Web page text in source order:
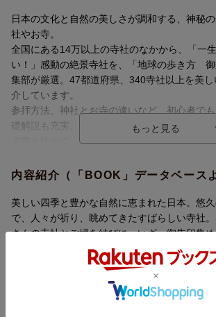
日本の文化と自然の美しさが調和する、神秘
社やお寺。
全国にある14万以上の寺社のなかから、「一
い！」感動の絶景寺社を、「地球の歩き方
集部が厳選。47都道府県、340寺社以上を美
介しています。
参拝方法、神社とお寺の違いなど、初心者で
礎解説も充実。
本書を眺めて、旅に出れば、もっと楽しめる
します。
本書には以下の内容が収録されています。
【目次】
「編集部が選んだ！ 一生に一度、絶対行く
大洗磯前神社 （茨城）／ 白濱神社 （静岡）／
内容紹介（「BOOK」データベース
美しい四季と豊かな自然に恵まれた日本。悠
で、人々が祈り、眺めてきたすばらしい寺社
さんの寺社とご縁を結びに、いざ、御朱印集
目次（「BOOK」データベースより）